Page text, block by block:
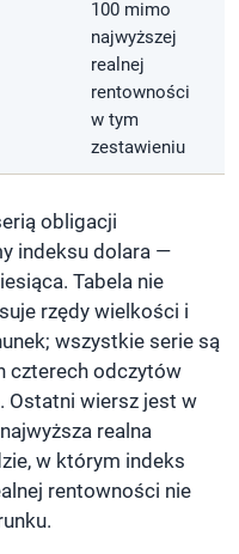
100 mimo
najwyższej
realnej
rentowności
w tym
zestawieniu
obligacji
indeksu dolara —
Tabela nie
rzędy wielkości i
wszystkie serie są
czterech odczytów
Ostatni wiersz jest w
realna
w którym indeks
rentowności nie